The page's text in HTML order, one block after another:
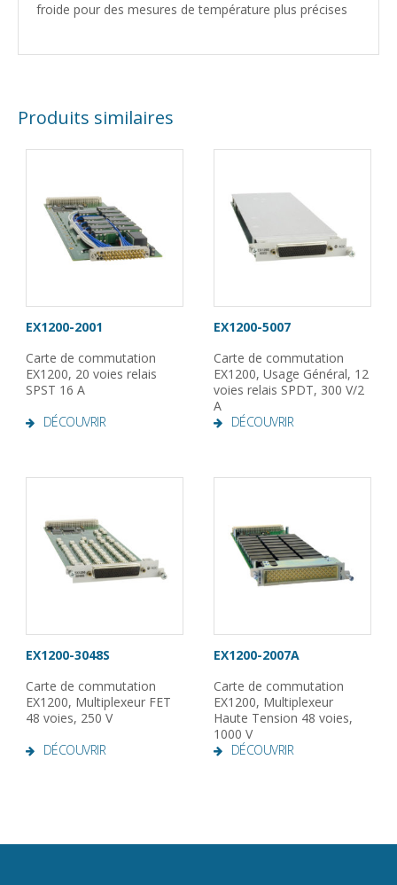
froide pour des mesures de température plus précises
Produits similaires
EX1200-2001
Carte de commutation
EX1200, 20 voies relais
SPST 16 A
DÉCOUVRIR
EX1200-5007
Carte de commutation
EX1200, Usage Général, 12
voies relais SPDT, 300 V/2
A
DÉCOUVRIR
EX1200-3048S
Carte de commutation
EX1200, Multiplexeur FET
48 voies, 250 V
DÉCOUVRIR
EX1200-2007A
Carte de commutation
EX1200, Multiplexeur
Haute Tension 48 voies,
1000 V
DÉCOUVRIR